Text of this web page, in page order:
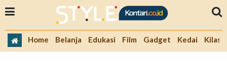
Home Belanja Edukasi Film Gadget Kedai Kilas